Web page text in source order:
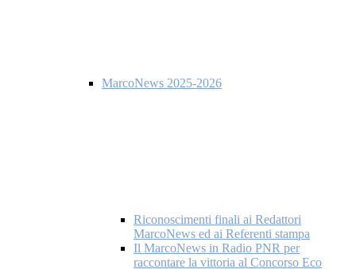
MarcoNews 2025-2026
Riconoscimenti finali ai Redattori
MarcoNews ed ai Referenti stampa
Il MarcoNews in Radio PNR per
raccontare la vittoria al Concorso Eco